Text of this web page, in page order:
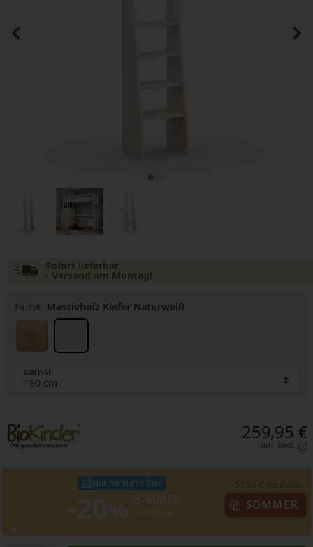
Sofort lieferbar
- Versand am Montag!
Farbe: Massivholz Kiefer Naturweiß
GRÖSSE
259,95 €
inkl. MwSt.
Nur für kurze Zeit!
SOMMER